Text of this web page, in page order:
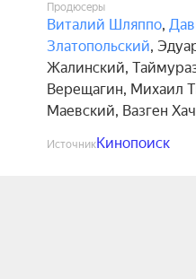
Продюсеры
Виталий Шляппо,
Златопольский,
Жалинский,
Верещагин, Михаил
Маевский, Вазген
ИсточникКинопоиск